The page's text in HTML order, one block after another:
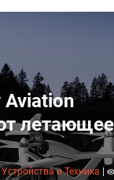
Aviation
летающее
Устройства и Техника